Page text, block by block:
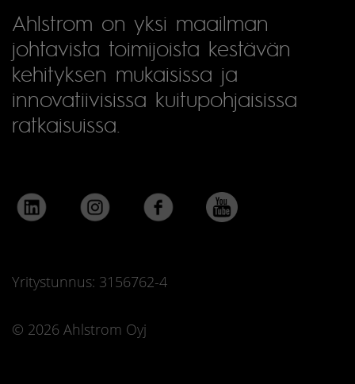
Ahlstrom on yksi maailman
johtavista toimijoista kestävän
kehityksen mukaisissa ja
innovatiivisissa kuitupohjaisissa
ratkaisuissa.
Yritystunnus: 3156762-4
© 2026 Ahlstrom Oyj